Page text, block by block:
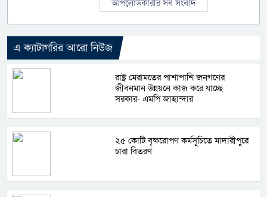
আপলোডকারীর সব সংবাদ
এ ক্যাটাগরির আরো নিউজ
রাষ্ট্র মেরামতের পাশাপাশি জনগণের
জীবনমান উন্নয়নে কাজ করে যাচ্ছে
সরকার- এমপি জাহান্দার
২৫ কোটি বৃক্ষরোপণ কর্মসূচিতে মাদারীপুরে
চারা বিতরণ